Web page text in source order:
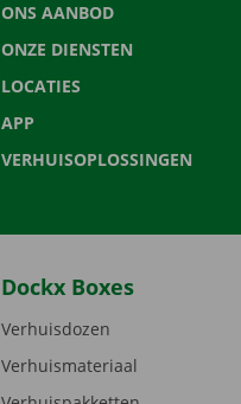
ONS AANBOD
ONZE DIENSTEN
LOCATIES
APP
VERHUISOPLOSSINGEN
Dockx Boxes
Verhuisdozen
Verhuismateriaal